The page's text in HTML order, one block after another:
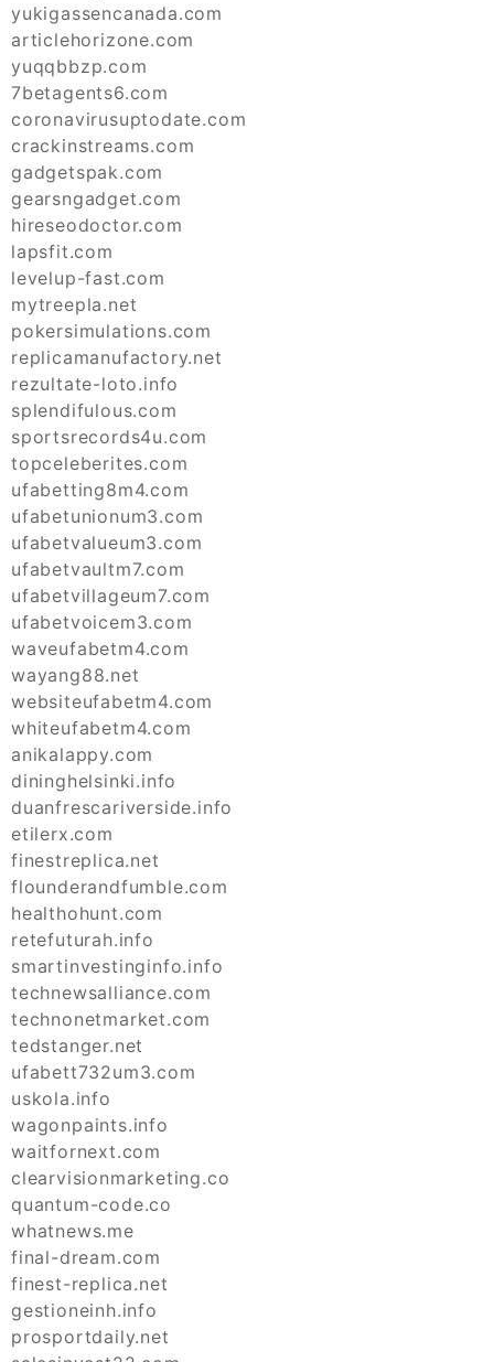
yukigassencanada.com
articlehorizone.com
yuqqbbzp.com
7betagents6.com
coronavirusuptodate.com
crackinstreams.com
gadgetspak.com
gearsngadget.com
hireseodoctor.com
lapsfit.com
levelup-fast.com
mytreepla.net
pokersimulations.com
replicamanufactory.net
rezultate-loto.info
splendifulous.com
sportsrecords4u.com
topceleberites.com
ufabetting8m4.com
ufabetunionum3.com
ufabetvalueum3.com
ufabetvaultm7.com
ufabetvillageum7.com
ufabetvoicem3.com
waveufabetm4.com
wayang88.net
websiteufabetm4.com
whiteufabetm4.com
anikalappy.com
dininghelsinki.info
duanfrescariverside.info
etilerx.com
finestreplica.net
flounderandfumble.com
healthohunt.com
retefuturah.info
smartinvestinginfo.info
technewsalliance.com
technonetmarket.com
tedstanger.net
ufabett732um3.com
uskola.info
wagonpaints.info
waitfornext.com
clearvisionmarketing.co
quantum-code.co
whatnews.me
final-dream.com
finest-replica.net
gestioneinh.info
prosportdaily.net